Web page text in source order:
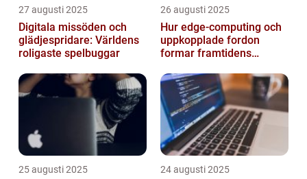
27 augusti 2025
Digitala missöden och
glädjespridare: Världens
roligaste spelbuggar
26 augusti 2025
Hur edge‑computing och
uppkopplade fordon
formar framtidens
25 augusti 2025 24 augusti 2025